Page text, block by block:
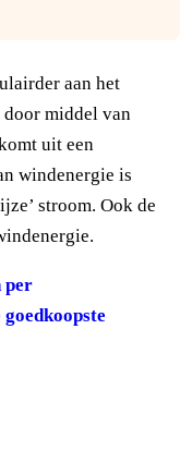
aan het
middel van
uit een
windenergie is
stroom. Ook de
per